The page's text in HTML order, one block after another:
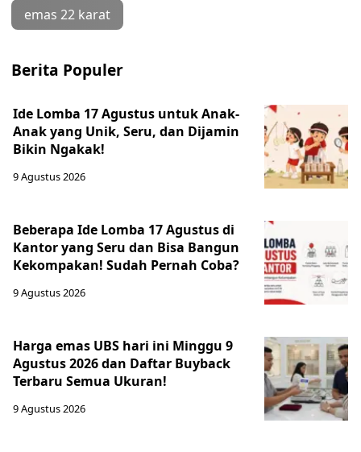
emas 22 karat
Berita Populer
Ide Lomba 17 Agustus untuk Anak-
Anak yang Unik, Seru, dan Dijamin
Bikin Ngakak!
9 Agustus 2026
Beberapa Ide Lomba 17 Agustus di
Kantor yang Seru dan Bisa Bangun
Kekompakan! Sudah Pernah Coba?
9 Agustus 2026
Harga emas UBS hari ini Minggu 9
Agustus 2026 dan Daftar Buyback
Terbaru Semua Ukuran!
9 Agustus 2026